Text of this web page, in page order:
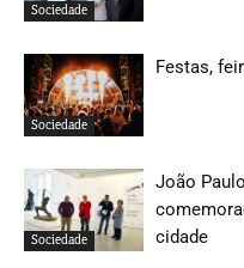
Sociedade
Sociedade
Festas,
Sociedade
João
cidade